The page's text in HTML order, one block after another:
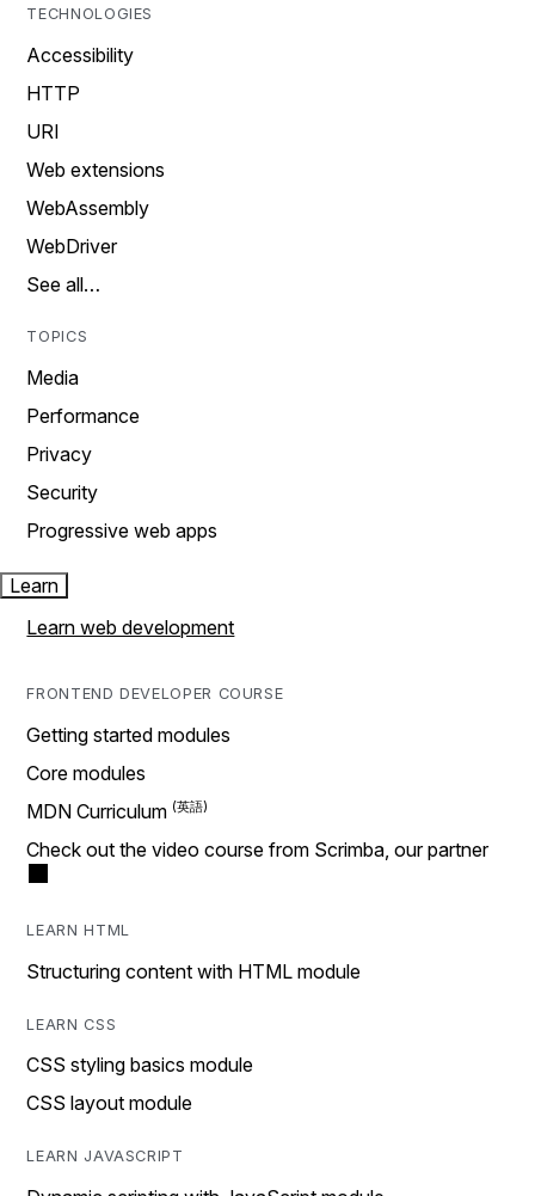
TECHNOLOGIES
Accessibility
HTTP
URI
Web extensions
WebAssembly
WebDriver
See all…
TOPICS
Media
Performance
Privacy
Security
Progressive web apps
Learn
Learn web development
FRONTEND DEVELOPER COURSE
Getting started modules
Core modules
MDN Curriculum
Check out the video course from Scrimba, our partner
LEARN HTML
Structuring content with HTML module
LEARN CSS
CSS styling basics module
CSS layout module
LEARN JAVASCRIPT